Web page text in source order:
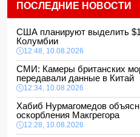
ПОСЛЕДНИЕ НОВОСТИ
США планируют выделить
Колумбии
12:48, 10.08.2026
СМИ: Камеры британских
передавали данные в Китай
12:34, 10.08.2026
Хабиб Нурмагомедов
оскорбления Макгрегора
12:28, 10.08.2026